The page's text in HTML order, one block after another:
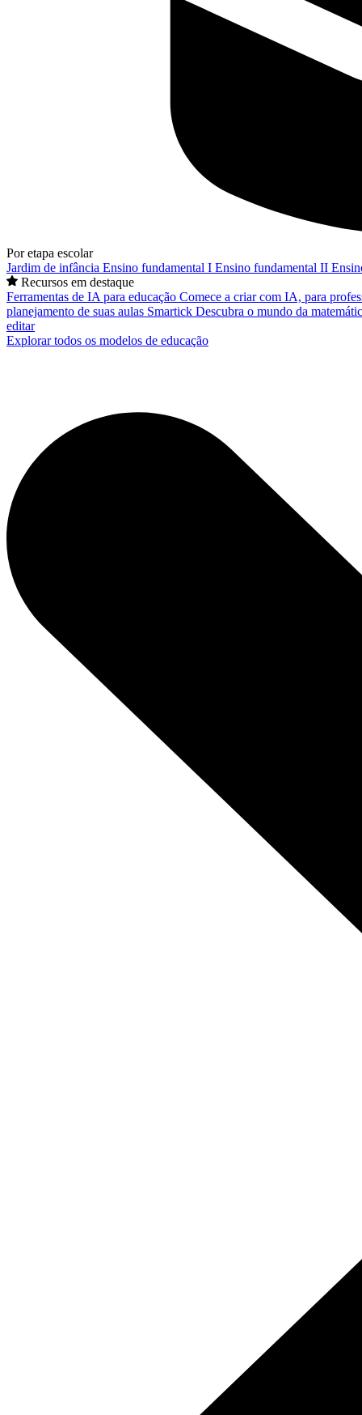
Por etapa escolar
Jardim de infância Ensino fundamental I Ensino fundamental II
Recursos em destaque
Ferramentas de IA para educação Comece a criar com IA, para
planejamento de suas aulas Smartick Descubra o mundo da
editar
Explorar todos os modelos de educação